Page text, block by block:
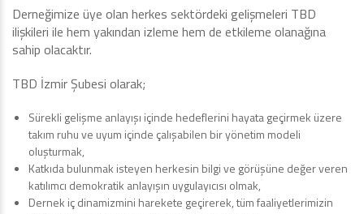
Derneğimize üye olan herkes sektördeki gelişmeleri TBD
ilişkileri ile hem yakından izleme hem de etkileme olanağına
sahip olacaktır.
TBD İzmir Şubesi olarak;
Sürekli gelişme anlayışı içinde hedeflerini hayata geçirmek üzere
takım ruhu ve uyum içinde çalışabilen bir yönetim modeli
oluşturmak,
Katkıda bulunmak isteyen herkesin bilgi ve görüşüne değer veren
katılımcı demokratik anlayışın uygulayıcısı olmak,
Dernek iç dinamizmini harekete geçirerek, tüm faaliyetlerimizin